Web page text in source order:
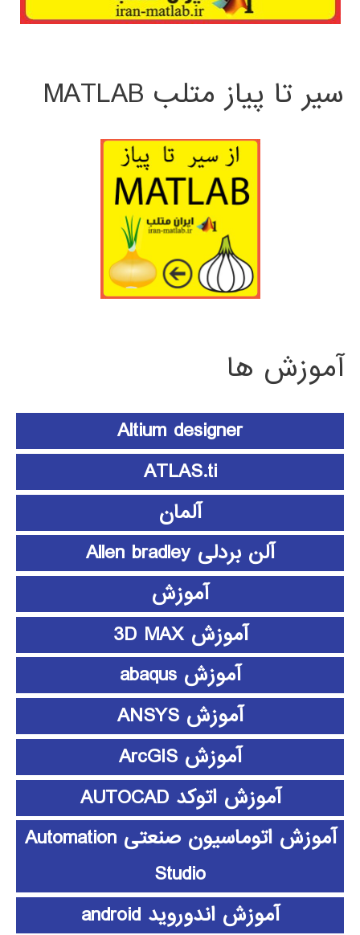
سیر تا پیاز متلب MATLAB
آموزش ها
Altium designer
ATLAS.ti
آلمان
آلن بردلی Allen bradley
آموزش
آموزش 3D MAX
آموزش abaqus
آموزش ANSYS
آموزش ArcGIS
آموزش اتوکد AUTOCAD
آموزش اتوماسیون صنعتی Automation
Studio
آموزش اندوروید android